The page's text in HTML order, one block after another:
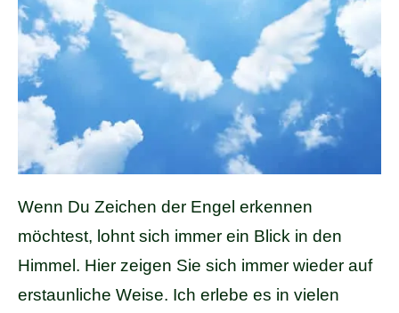
Wenn Du Zeichen der Engel erkennen
möchtest, lohnt sich immer ein Blick in den
Himmel. Hier zeigen Sie sich immer wieder auf
erstaunliche Weise. Ich erlebe es in vielen